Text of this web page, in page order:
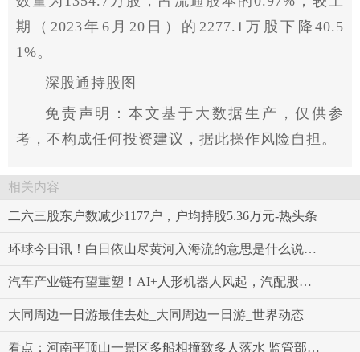
期（2023年6月20日）的2277.1万股下降40.5
1%。
深股通持股图
免责声明：本文基于大数据生产，仅供参
考，不构成任何投资建议，据此操作风险自担。
相关内容
二六三股东户数减少1177户，户均持股5.36万元-热头条
环球今日讯！白日依山尽黄河入海流的意思是什么说一下说清楚
汽车产业链有望重塑！AI+人形机器人风起，汽配股闻风大涨，浙江世宝大涨超36%
大同周边一日游最佳去处_大同周边一日游_世界动态
看点：河南平顶山一景区多船相撞致多人落水 监管部门：已责令景区停业整顿